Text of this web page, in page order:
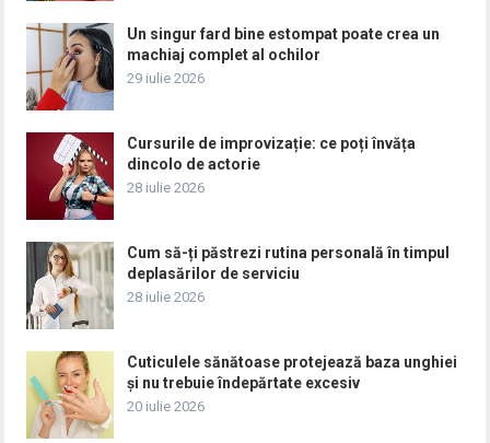
Un singur fard bine estompat poate crea un
machiaj complet al ochilor
29 iulie 2026
Cursurile de improvizație: ce poți învăța
dincolo de actorie
28 iulie 2026
Cum să-ți păstrezi rutina personală în timpul
deplasărilor de serviciu
28 iulie 2026
Cuticulele sănătoase protejează baza unghiei
și nu trebuie îndepărtate excesiv
20 iulie 2026